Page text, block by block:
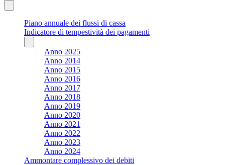
Piano annuale dei flussi di cassa
Indicatore di tempestività dei pagamenti
Anno 2025
Anno 2014
Anno 2015
Anno 2016
Anno 2017
Anno 2018
Anno 2019
Anno 2020
Anno 2021
Anno 2022
Anno 2023
Anno 2024
Ammontare complessivo dei debiti